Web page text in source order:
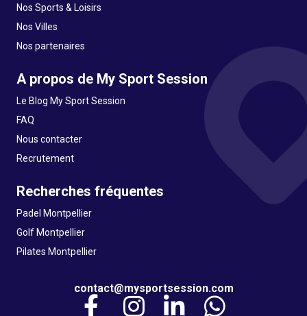
Nos Sports & Loisirs
Nos Villes
Nos partenaires
A propos de My Sport Session
Le Blog My Sport Session
FAQ
Nous contacter
Recrutement
Recherches fréquentes
Padel Montpellier
Golf Montpellier
Pilates Montpellier
contact@mysportsession.com